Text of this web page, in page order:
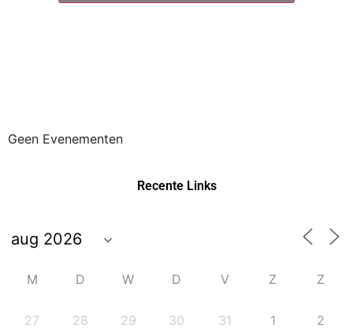
Geen Evenementen
Recente Links
M D W D V Z Z
27 28 29 30 31 1 2